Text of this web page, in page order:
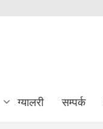
ग्यालरी सम्पर्क